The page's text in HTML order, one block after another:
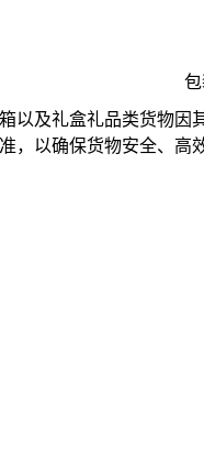
以及礼盒礼品类货物因
，以确保货物安全、